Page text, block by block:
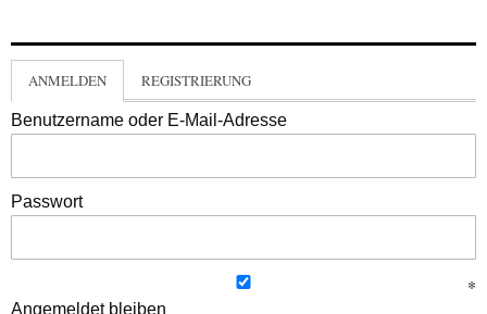
ANMELDEN REGISTRIERUNG
Benutzername oder E-Mail-Adresse
Passwort
Angemeldet bleiben